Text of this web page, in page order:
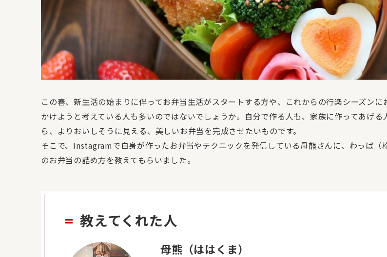
この春、新生活の始まりに伴ってお弁当生活がスタートする方や、これからの行楽シーズンに
かけようと考えている人も多いのではないでしょうか。自分で作る人も、家族に作ってあげる
ら、よりおいしそうに見える、美しいお弁当を完成させたいものです。
そこで、Instagramで自身が作ったお弁当やテクニックを発信している母熊さんに、わっぱ（
のお弁当の詰め方を教えてもらいました。
教えてくれた人
母熊（ははくま）